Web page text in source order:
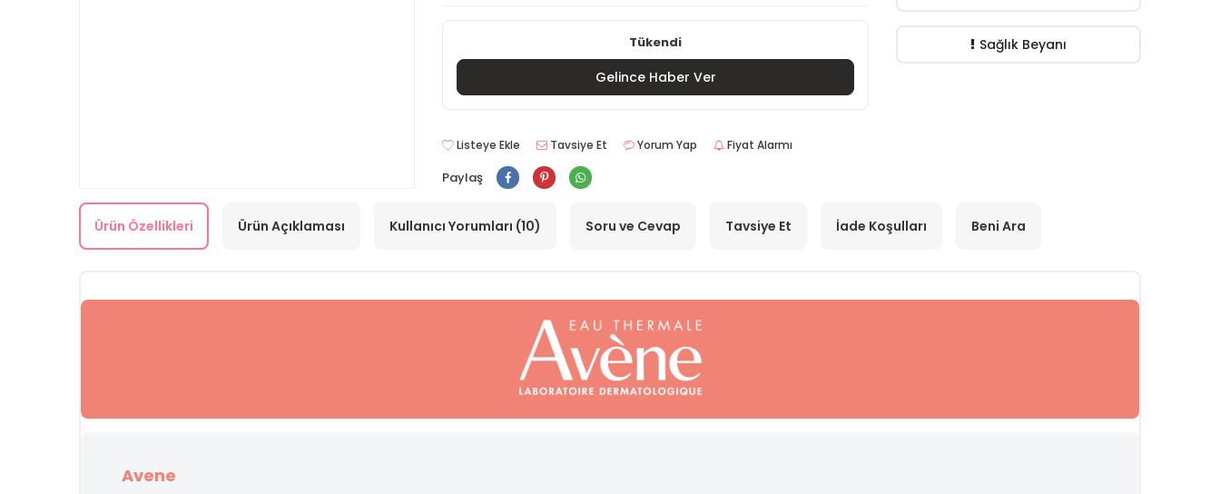
Tükendi
Gelince Haber Ver
Listeye Ekle Tavsiye Et Yorum Yap Fiyat Alarmı
Paylaş
ml 149.90 TL!
Sağlık Beyanı
Ürün Özellikleri Ürün Açıklaması Kullanıcı Yorumları (10) Soru ve Cevap Tavsiye Et İade Koşulları Beni Ara
Avene